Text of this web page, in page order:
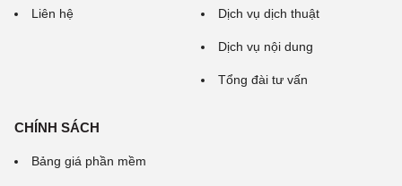
Liên hệ Dịch vụ dịch thuật
Dịch vụ nội dung
Tổng đài tư vấn
CHÍNH SÁCH
Bảng giá phần mềm